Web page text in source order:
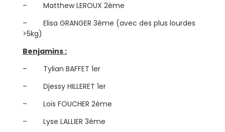
– Matthew LEROUX 2ème
– Elisa GRANGER 3ème (avec des plus lourdes
>5kg)
Benjamins :
– Tylian BAFFET 1er
– Djessy HILLERET 1er
– Loïs FOUCHER 2ème
– Lyse LALLIER 3ème